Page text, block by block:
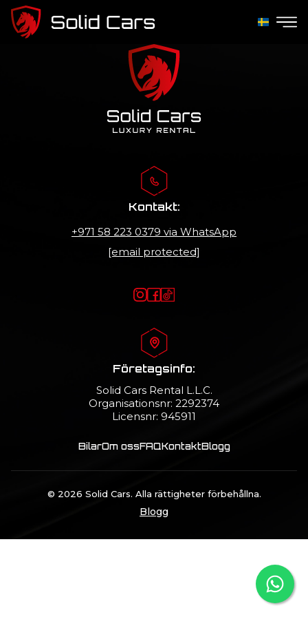
Hittades inte
Kontakt:
+971 58 223 0379 via WhatsApp
[email protected]
Företagsinfo:
Solid Cars Rental L.L.C.
Organisationsnr: 2292374
Licensnr: 945911
BilarOm ossFAQKontaktBlogg
© 2026 Solid Cars. Alla rättigheter förbehållna.
Blogg